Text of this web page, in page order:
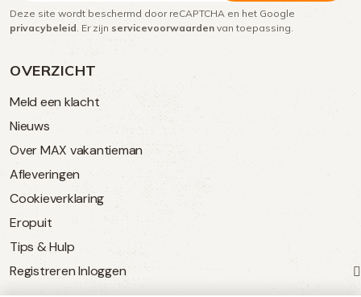
OVERZICHT
Meld een klacht
Nieuws
Over MAX vakantieman
Afleveringen
Cookieverklaring
Eropuit
Tips & Hulp
Registreren Inloggen
(Vereist)
Deze site wordt beschermd door reCAPTCHA en het Google
privacybeleid . Er zijn servicevoorwaarden van toepassing.